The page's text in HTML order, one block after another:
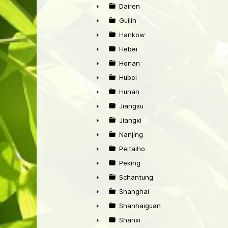
►
►
Dairen
►
Guilin
►
Hankow
►
Hebei
►
Honan
►
Hubei
►
Hunan
►
Jiangsu
►
Jiangxi
►
Nanjing
►
Peitaiho
►
Peking
►
Schantung
►
Shanghai
►
Shanhaiguan
Shanxi